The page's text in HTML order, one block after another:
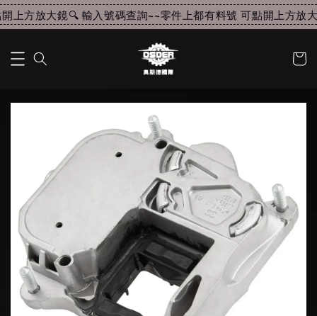
上方放大鏡🔍 輸入號碼查詢~~零件上都有料號 可點開上方放